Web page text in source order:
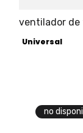
ventilador de
remoto 3
Universal
no